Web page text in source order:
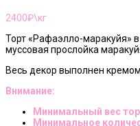
2400₽\кг
Торт «Рафаэлло-маракуйя»
муссовая прослойка
Весь декор выполнен кремом .
Внимание:
Минимальный вес
Минимальное